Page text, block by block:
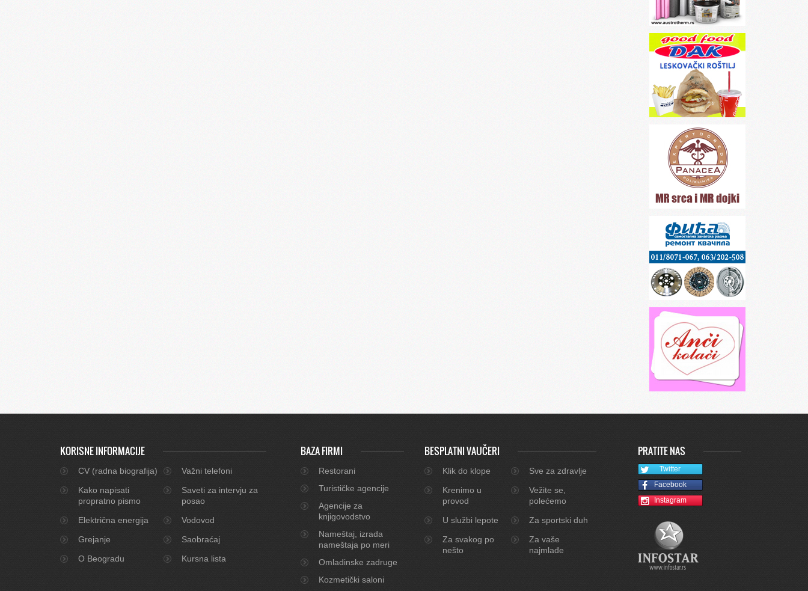
KORISNE INFORMACIJE
CV (radna biografija)
Važni telefoni
Kako napisati
propratno pismo
Saveti za intervju za
posao
Električna energija
Vodovod
Grejanje
Saobraćaj
O Beogradu
Kursna lista
BAZA FIRMI
Restorani
Turističke agencije
Agencije za
knjigovodstvo
Nameštaj, izrada
nameštaja po meri
Omladinske zadruge
Kozmetički saloni
BESPLATNI VAUČERI
Klik do klope
Sve za zdravlje
Krenimo u
provod
Vežite se,
polećemo
U službi lepote
Za sportski duh
Za svakog po
nešto
Za vaše
najmlađe
PRATITE NAS
Twitter
Facebook
Instagram